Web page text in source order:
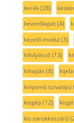
kerék(28)
keverőlapát(4)
kezelő modul (3)
kifolyócső(13)
kihajtás (8)
kinyomó szivattyú
kisgép(12)
kis sarokköszörű